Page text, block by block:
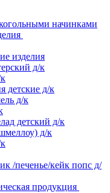
начинками
изделия
д/к
детские д/к
д/к
детский д/к
д/к
/печенье/кейк попс д/
продукция